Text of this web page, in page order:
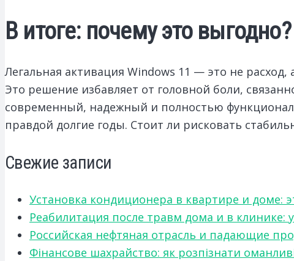
В итоге: почему это выгодно?
Легальная активация Windows 11 — это не
Это решение избавляет от головной боли,
современный, надежный и полностью
правдой долгие годы. Стоит ли рисковать
Свежие записи
Установка кондиционера в квартире и доме:
Реабилитация после травм дома и в
Российская нефтяная отрасль и падающие
Фінансове шахрайство: як розпізнати